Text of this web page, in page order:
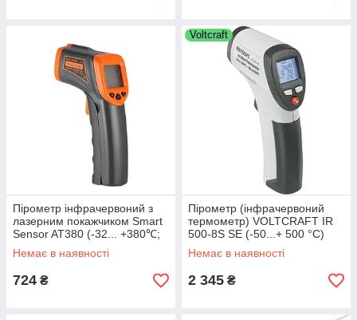
Пірометр інфрачервоний з
лазерним покажчиком Smart
Sensor AT380 (-32... +380℃;
12:1 )
Немає в наявності
724 ₴
Voltcraft
Пірометр (інфрачервоний
термометр) VOLTCRAFT IR
500-8S SE (-50...+ 500 °C)
DS:8:1 Німеччина
Немає в наявності
2 345 ₴